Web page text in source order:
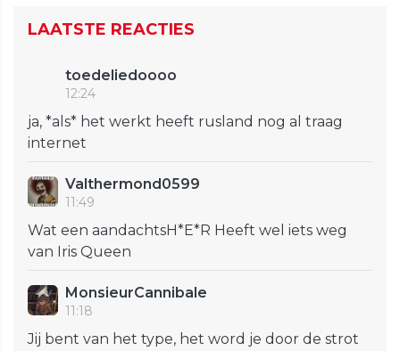
LAATSTE REACTIES
toedeliedoooo
12:24
ja, *als* het werkt heeft rusland nog al traag
internet
Valthermond0599
11:49
Wat een aandachtsH*E*R Heeft wel iets weg
van Iris Queen
MonsieurCannibale
11:18
Jij bent van het type, het word je door de strot